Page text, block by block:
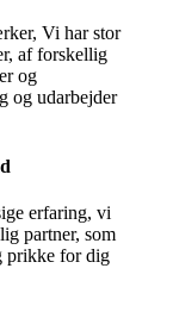
Vi har stor
af forskellig
og
og udarbejder
erfaring, vi
partner, som
prikke for dig